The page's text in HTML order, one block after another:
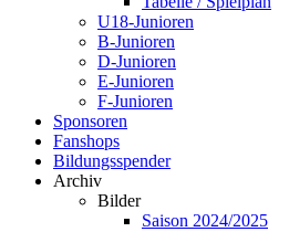
U18-Junioren
B-Junioren
D-Junioren
E-Junioren
F-Junioren
Sponsoren
Fanshops
Bildungsspender
Archiv
Bilder
Saison 2024/2025